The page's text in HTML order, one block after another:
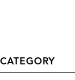
CATEGORY